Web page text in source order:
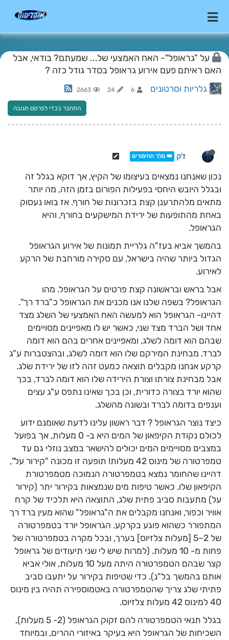
על "גראופל"- האח האמצעי של... שמעתם? בודאי, אבל
האם ראיתם פעם אירוע גראופל בסדר גודל כזה ?
גלריות וסרטונים 6
24
2663
התחבר בכדי לפרסם תגובה
ז'ק 👑 מלך ההימורים
נכון שאנחנו נמצאים בעיצומו של הקיץ, אך דוקא בגלל זה
ובגלל היובש היחסי בפעילות הפורום בזמן הזה, מה יותר
מתאים מלהתרענן קצת בזכרונות של חורף. אז בואו נעסוק
באחת מהתופעות של ירידת המישקעים בחורף, והיא
הגראופל.
בהמשך אביא בעז"ה גלריית תמונות של אירוע הגראופל
הגדול ביותר שהיה בישראל, עם סקירה מורחבת של הרקע
לאירוע.
אבל בראש ובראשונה קצת פרטים על הגראופל. מהו
הגראופל? בשפה שלנו אנו מכנים את הגראופל כ"ברד רך".
דהיינו- הגראופל הוא למעשה האח האמצעי של השלג מצד
אחד ושל הברד מצד שני, כאשר יש לו מאפיינים מסויימים
שבהם הוא דומה לשלג, ומאפיינים אחרים בהם הוא דומה
לברד. מבחינת המירקם שלו הוא דומה לשלג, ובהצטברות ע"ג
קרקע אנחנו מקבלים תוצאה כמעט זהה לזו של ירידת שלג.
אבל מבחינת צורתו וצורת הירידה שלו הוא דומה לברד, בכך
שהוא יורד בצורה כדורית, וכן בכך שאינו נתפס ע"ג עצים
וענפים בדומה לברד ובשונה מהשלג.
כיצד נוצר הגראופל ? דבר ראשון עלינו לדעת שאומנם ידוע
לכולם נקודת הקיפאון של המים היא ב- 0 מעלות, אך בפועל
במצבים מסויימים המים יכולים להישאר במצב נוזלי גם עד
טמפרטורה של מינוס 42 מעלות! תופעה זו מכונה "קירור על",
דהיינו שהחומר נמצא בטמפרטורה הנמוכה מטמפרטורת
הקיפאון שלו. כאשר טיפות מים שנמצאות בקירור יתר (קירור
על) מתעבות סביב פתית שלג, התוצאה היא תלכיד של קרח
אוויר וכפור, ואנחנו מקבלים את ה"גראופל" שהוא מעין ברד רך
המתפורר כשהוא פוגע בקרקע. הגראופל יורד בטמפרטורה
של 2–5 [מעלות צלזיוס] בערך, ובכל מקרה בטמפרטורה של
פחות מ- 10 מעלות. (למרות שיש לי שני תיעודים של גראופל
קצר שבהם הטמפרטורה היתה מעל 10 מעלות, אולי אביא
אותם בהמשך בל"נ). כדי שטיפות בקירור על יתעבו סביב
פתיתי שלג צריך שהטמפרטורה באטמוספירה תהיה בין מינוס
40 למינוס 42 מעלות צלזיוס.
בגלל תנאי הטמפרטורה להם זקוק הגראופל (2- 5 מעלות),
השכיחות של הגראופל היא בעיקר באיזורי ההרים, ובמיוחד